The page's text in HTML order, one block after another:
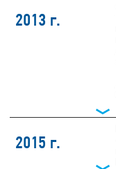
2013 г.
2015 г.